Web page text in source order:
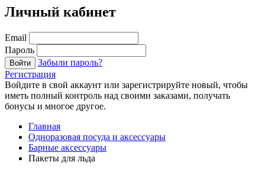
Личный кабинет
Email
Пароль
Войти
Забыли пароль?
Регистрация
Войдите в свой аккаунт или зарегистрируйте новый, чтобы
иметь полный контроль над своими заказами, получать
бонусы и многое другое.
Главная
Одноразовая посуда и аксессуары
Барные аксессуары
Пакеты для льда